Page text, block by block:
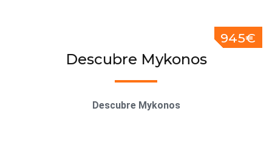
Descubre Mykonos
945€
Descubre Mykonos